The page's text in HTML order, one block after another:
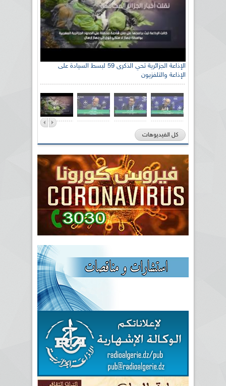
الإذاعة الجزائرية تحي الذكرى 59 لبسط السيادة على
الإذاعة والتلفزيون
كل الفيديوهات